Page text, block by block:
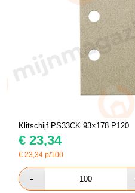
Klitschijf PS33CK 93×178 P120
€ 23,34
€23,34 p/100